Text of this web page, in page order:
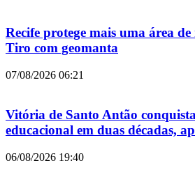
Recife protege mais uma área
Tiro com geomanta
07/08/2026 06:21
Vitória de Santo Antão
educacional em duas décadas,
06/08/2026 19:40